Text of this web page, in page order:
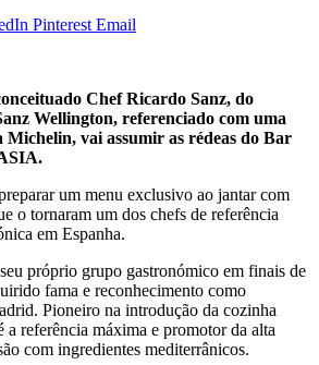
Pinterest Email
Chef Ricardo Sanz, do
Wellington, referenciado com uma
Michelin, vai assumir as rédeas do Bar
um menu exclusivo ao jantar com
o tornaram um dos chefs de referência
em Espanha.
próprio grupo gastronómico em finais de
fama e reconhecimento como
Pioneiro na introdução da cozinha
a referência máxima e promotor da alta
com ingredientes mediterrânicos.